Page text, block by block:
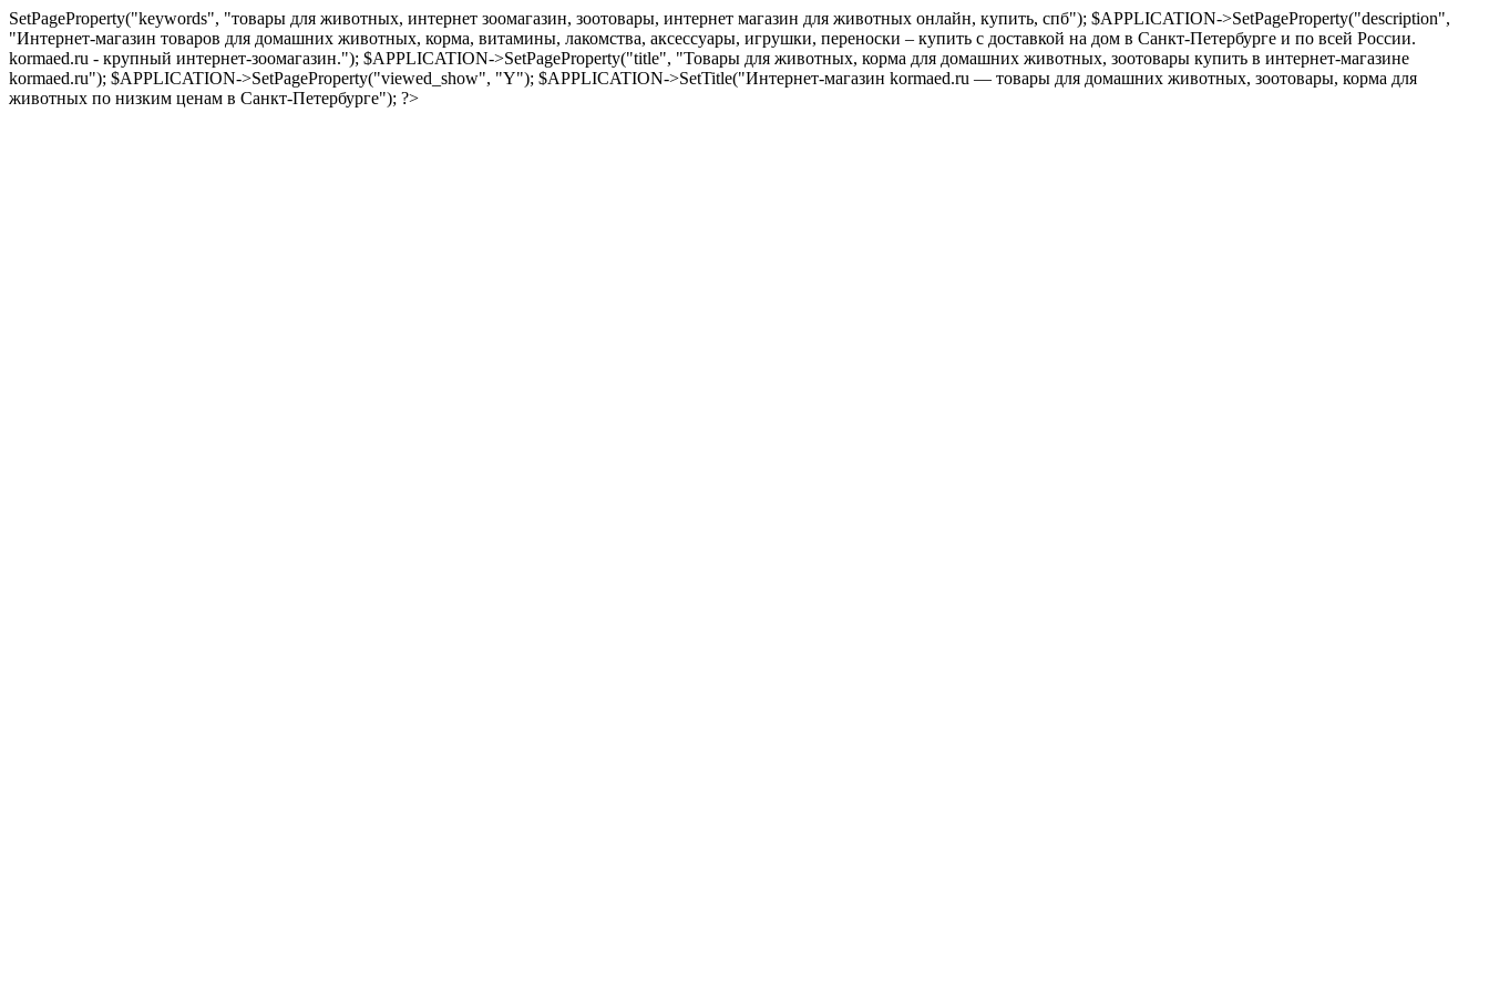
SetPageProperty("keywords", "товары для животных, интернет зоомагазин, зоотовары, интернет магазин для животных онлайн, купить, спб"); $APPLICATION->SetPageProperty("description",
"Интернет-магазин товаров для домашних животных, корма, витамины, лакомства, аксессуары, игрушки, переноски – купить с доставкой на дом в Санкт-Петербурге и по всей России.
kormaed.ru - крупный интернет-зоомагазин."); $APPLICATION->SetPageProperty("title", "Товары для животных, корма для домашних животных, зоотовары купить в интернет-магазине
kormaed.ru"); $APPLICATION->SetPageProperty("viewed_show", "Y"); $APPLICATION->SetTitle("Интернет-магазин kormaed.ru — товары для домашних животных, зоотовары, корма для
животных по низким ценам в Санкт-Петербурге"); ?>